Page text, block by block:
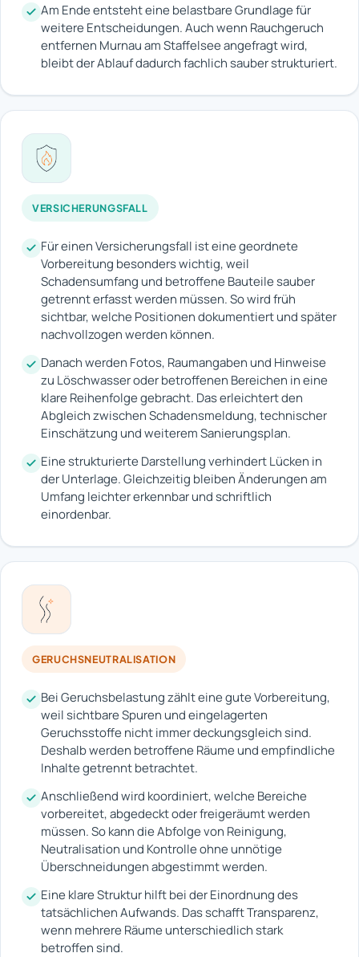
Am Ende entsteht eine belastbare Grundlage für
weitere Entscheidungen. Auch wenn Rauchgeruch
entfernen Murnau am Staffelsee angefragt wird,
bleibt der Ablauf dadurch fachlich sauber strukturiert.
VERSICHERUNGSFALL
Für einen Versicherungsfall ist eine geordnete
Vorbereitung besonders wichtig, weil
Schadensumfang und betroffene Bauteile sauber
getrennt erfasst werden müssen. So wird früh
sichtbar, welche Positionen dokumentiert und später
nachvollzogen werden können.
Danach werden Fotos, Raumangaben und Hinweise
zu Löschwasser oder betroffenen Bereichen in eine
klare Reihenfolge gebracht. Das erleichtert den
Abgleich zwischen Schadensmeldung, technischer
Einschätzung und weiterem Sanierungsplan.
Eine strukturierte Darstellung verhindert Lücken in
der Unterlage. Gleichzeitig bleiben Änderungen am
Umfang leichter erkennbar und schriftlich
einordenbar.
GERUCHSNEUTRALISATION
Bei Geruchsbelastung zählt eine gute Vorbereitung,
weil sichtbare Spuren und eingelagerten
Geruchsstoffe nicht immer deckungsgleich sind.
Deshalb werden betroffene Räume und empfindliche
Inhalte getrennt betrachtet.
Anschließend wird koordiniert, welche Bereiche
vorbereitet, abgedeckt oder freigeräumt werden
müssen. So kann die Abfolge von Reinigung,
Neutralisation und Kontrolle ohne unnötige
Überschneidungen abgestimmt werden.
Eine klare Struktur hilft bei der Einordnung des
tatsächlichen Aufwands. Das schafft Transparenz,
wenn mehrere Räume unterschiedlich stark
betroffen sind.